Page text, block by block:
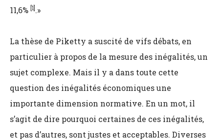
11,6% [1].»
La thèse de Piketty a suscité de vifs débats, en
particulier à propos de la mesure des inégalités, un
sujet complexe. Mais il y a dans toute cette
question des inégalités économiques une
importante dimension normative. En un mot, il
s’agit de dire pourquoi certaines de ces inégalités,
et pas d’autres, sont justes et acceptables. Diverses